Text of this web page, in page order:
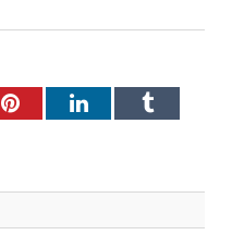
PinterestLinkedInTumblr